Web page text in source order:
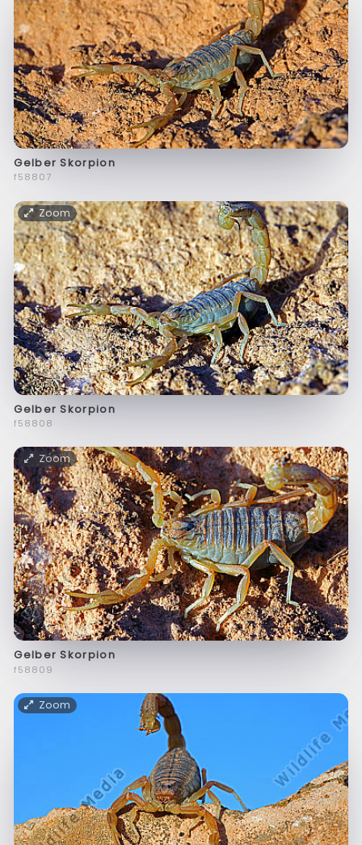
Gelber Skorpion
f58807
Zoom
Gelber Skorpion
f58808
Zoom
Gelber Skorpion
f58809
Zoom